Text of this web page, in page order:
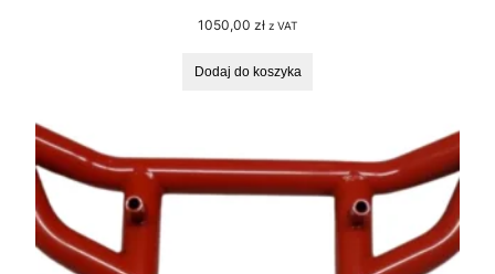
1050,00 zł z VAT
Dodaj do koszyka